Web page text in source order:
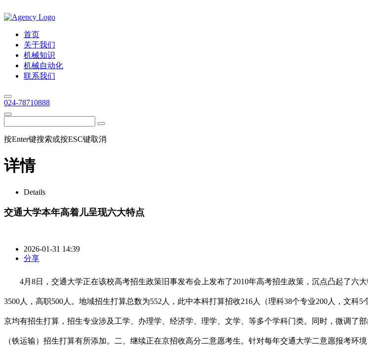
首页
关于我们
机械知识
机械自动化
联系我们
024-78710888
按Enter键搜索或按ESC键取消
详情
Details
交通大学本年高着儿呈现六大特点
2026-01-31 14:39
分享
4月8日，交通大学正在该校高考招生政策旧事发布会上发布了2010年高考招生政策，沉点凸起了六
3500人，高职500人。地域招生打算总数为552人，此中本科打算招收216人（理科38个专业200人，文科
京均有招生打算，招生专业涉及工学、办理学、经济学、理学、文学、等多个学科门类。同时，微调了
（铁运输）招生打算有所添加。二、继续正在京招收高分二意愿考生。针对每年交通大学二意愿报考